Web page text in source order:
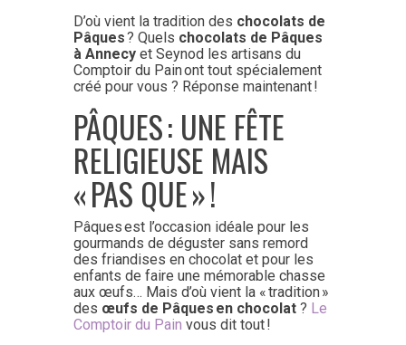
D’où vient la tradition des chocolats de
Pâques? Quels chocolats de Pâques
à Annecyet Seynod les artisans du
Comptoir du Pain ont tout spécialement
créé pour vous ? Réponse maintenant !
PÂQUES : UNE FÊTE
RELIGIEUSE MAIS
«PAS QUE»!
Pâques est l’occasion idéale pour les
gourmands de déguster sans remord
des friandises en chocolat et pour les
enfants de faire une mémorable chasse
aux œufs… Mais d’où vient la « tradition »
des œufs de Pâques en chocolat? Le
Comptoir du Pain vous dit tout !